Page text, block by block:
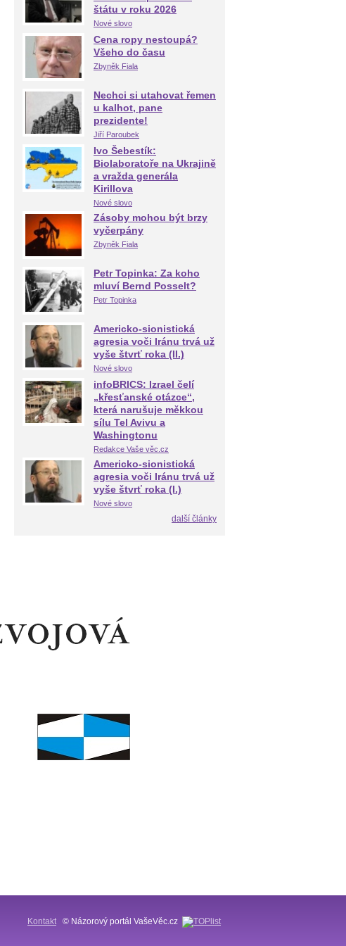
štátu v roku 2026
Nové slovo
Cena ropy nestoupá?
Všeho do času
Zbyněk Fiala
Nechci si utahovat řemen
u kalhot, pane
prezidente!
Jiří Paroubek
Ivo Šebestík:
Biolaboratoře na Ukrajině
a vražda generála
Kirillova
Nové slovo
Zásoby mohou být brzy
vyčerpány
Zbyněk Fiala
Petr Topinka: Za koho
mluví Bernd Posselt?
Petr Topinka
Americko-sionistická
agresia voči Iránu trvá už
vyše štvrť roka (II.)
Nové slovo
infoBRICS: Izrael čelí
„křesťanské otázce“,
která narušuje měkkou
sílu Tel Avivu a
Washingtonu
Redakce Vaše věc.cz
Americko-sionistická
agresia voči Iránu trvá už
vyše štvrť roka (I.)
Nové slovo
další články
Kontakt © Názorový portál VašeVěc.cz